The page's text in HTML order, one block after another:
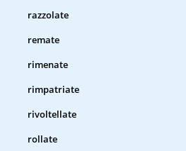
razzolate
remate
rimenate
rimpatriate
rivoltellate
rollate